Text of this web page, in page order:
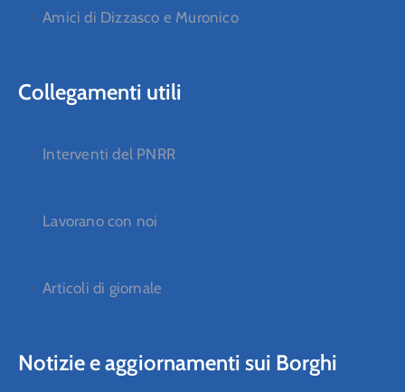
Amici di Dizzasco e Muronico
Collegamenti utili
Interventi del PNRR
Lavorano con noi
Articoli di giornale
Notizie e aggiornamenti sui Borghi